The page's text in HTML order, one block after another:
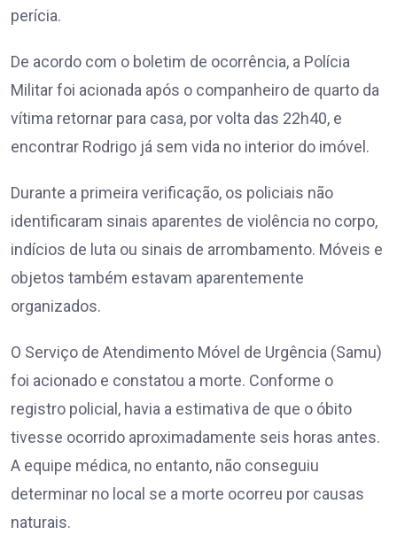
perícia.
De acordo com o boletim de ocorrência, a Polícia
Militar foi acionada após o companheiro de quarto da
vítima retornar para casa, por volta das 22h40, e
encontrar Rodrigo já sem vida no interior do imóvel.
Durante a primeira verificação, os policiais não
identificaram sinais aparentes de violência no corpo,
indícios de luta ou sinais de arrombamento. Móveis e
objetos também estavam aparentemente
organizados.
O Serviço de Atendimento Móvel de Urgência (Samu)
foi acionado e constatou a morte. Conforme o
registro policial, havia a estimativa de que o óbito
tivesse ocorrido aproximadamente seis horas antes.
A equipe médica, no entanto, não conseguiu
determinar no local se a morte ocorreu por causas
naturais.